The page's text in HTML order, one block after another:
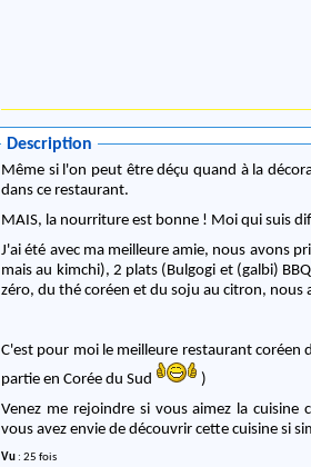
Description
Même si l'on peut être déçu quand à la
dans ce restaurant.
MAIS, la nourriture est bonne ! Moi qui suis
J'ai été avec ma meilleure amie, nous avons
mais au kimchi), 2 plats (Bulgogi et (galbi)
zéro, du thé coréen et du soju au citron, nous
C'est pour moi le meilleure restaurant coréen
partie en Corée du Sud
)
Venez me rejoindre si vous aimez la
vous avez envie de découvrir cette cuisine si
Vu : 25 fois